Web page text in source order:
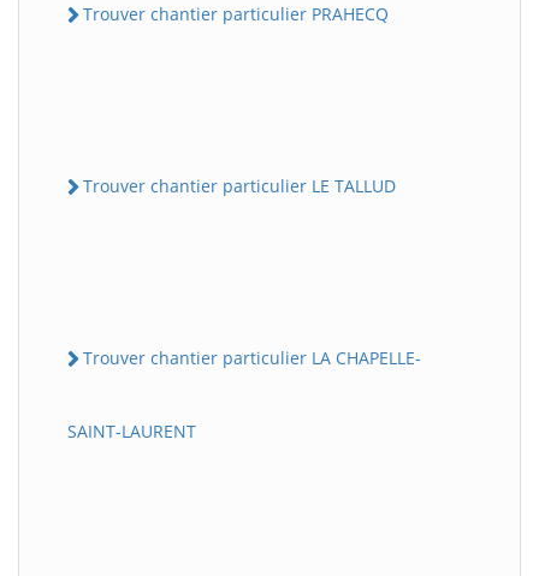
Trouver chantier particulier PRAHECQ
Trouver chantier particulier LE TALLUD
Trouver chantier particulier LA CHAPELLE-
SAINT-LAURENT